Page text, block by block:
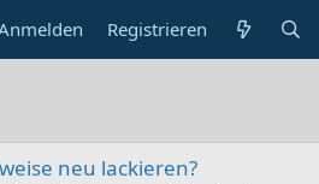
Registrieren
neu lackieren?